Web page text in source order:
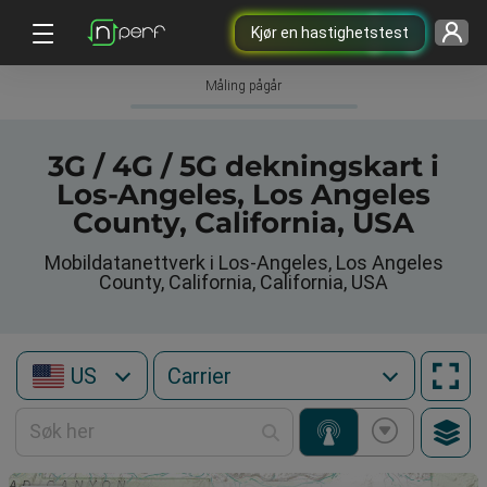
Kjør en hastighetstest
Måling pågår
3G / 4G / 5G dekningskart i
Los-Angeles, Los Angeles
County, California, USA
Mobildatanettverk i Los-Angeles, Los Angeles
County, California, California, USA
US